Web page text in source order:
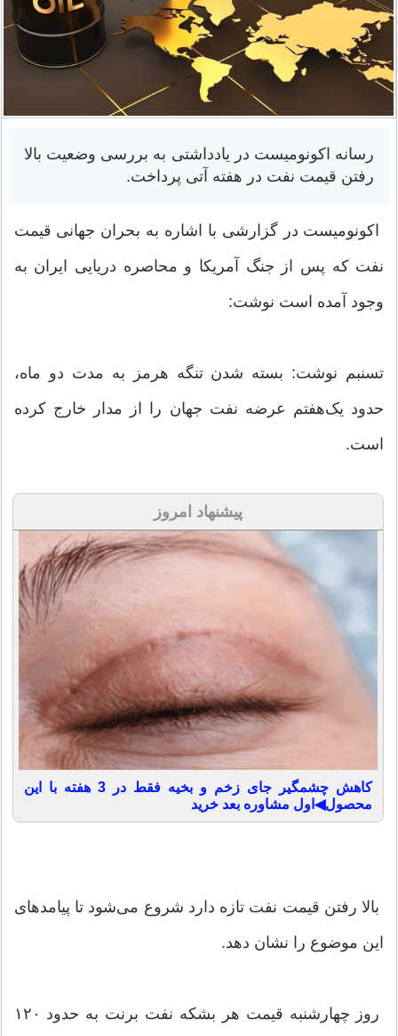
رسانه اکونومیست در یادداشتی به بررسی وضعیت بالا
رفتن قیمت نفت در هفته آتی پرداخت.
اکونومیست در گزارشی با اشاره به بحران جهانی قیمت
نفت که پس از جنگ آمریکا و محاصره دریایی ایران به
وجود آمده است نوشت:
تسنبم نوشت: بسته شدن تنگه هرمز به مدت دو ماه،
حدود یک‌هفتم عرضه نفت جهان را از مدار خارج کرده
است.
پیشنهاد امروز
کاهش چشمگیر جای زخم و بخیه فقط در 3 هفته با این
محصول◀اول مشاوره بعد خرید
بالا رفتن قیمت نفت تازه دارد شروع می‌شود تا پیامدهای
این موضوع را نشان دهد.
روز چهارشنبه قیمت هر بشکه نفت برنت به حدود ۱۲۰